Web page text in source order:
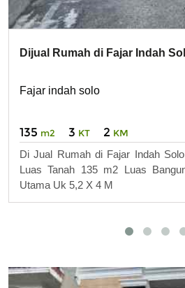
Dijual Rumah di Fajar Indah
Fajar indah solo
135 m2 3 KT 2 KM
Di Jual Rumah di Fajar Indah
Luas Tanah 135 m2 Luas
Utama Uk 5,2 X 4 M